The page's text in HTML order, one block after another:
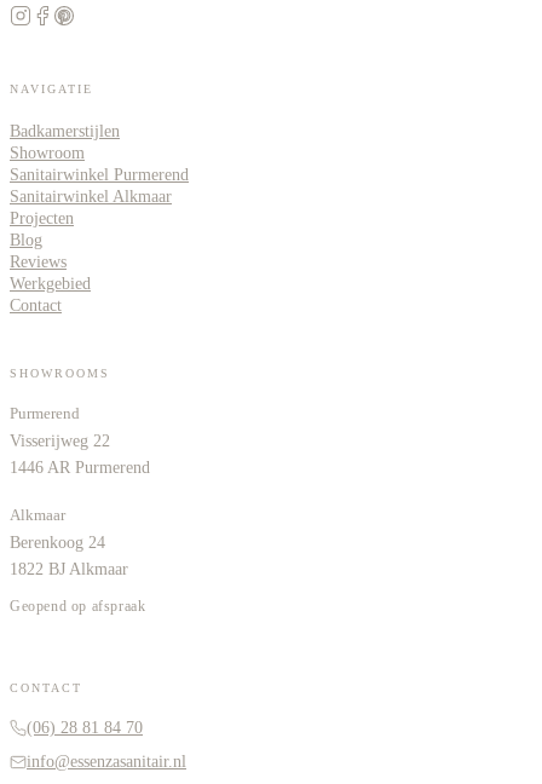
NAVIGATIE
Badkamerstijlen
Showroom
Sanitairwinkel Purmerend
Sanitairwinkel Alkmaar
Projecten
Blog
Reviews
Werkgebied
Contact
SHOWROOMS
Purmerend
Visserijweg 22
1446 AR Purmerend
Alkmaar
Berenkoog 24
1822 BJ Alkmaar
Geopend op afspraak
CONTACT
(06) 28 81 84 70
info@essenzasanitair.nl